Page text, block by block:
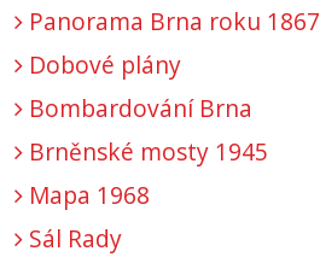
Panorama Brna roku 1867
Dobové plány
Bombardování Brna
Brněnské mosty 1945
Mapa 1968
Sál Rady